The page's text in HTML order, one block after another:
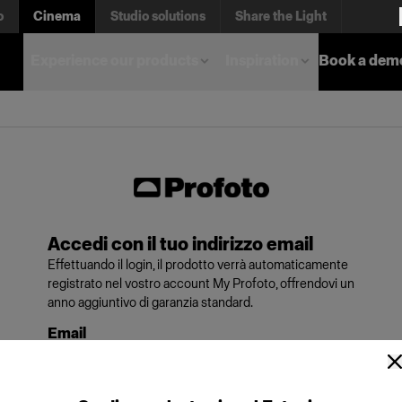
Cinema Studio solutions Share the Light
Book a
Accedi con il tuo indirizzo email
Effettuando il login, il prodotto verrà automaticamente
registrato nel vostro account My Profoto, offrendovi un
anno aggiuntivo di garanzia standard.
Email